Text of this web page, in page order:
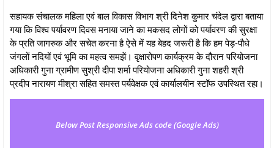
सहायक संचालक महिला एवं बाल विकास विभाग श्री दिनेश कुमार चंदेल द्वारा बताया
गया कि विश्‍व पर्यावरण दिवस मनाया जाने का मकसद लोगों को पर्यावरण की सुरक्षा
के प्रति जागरुक और सचेत करना है ऐसे में यह बेहद जरूरी है कि हम पेड़-पौधे
जंगलों नदियों एवं भूमि का महत्‍व समझें। वृक्षारोपण कार्यक्रम के दौरान परियोजना
अधिकारी गुना ग्रामीण सुश्री दीपा शर्मा परियोजना अधिकारी गुना शहरी श्री
प्रदीप नारायण मीश्रा सहित समस्त पर्यवेक्षक एवं कार्यालयीन स्टॉफ उपस्थित रहा।
Below Post Responsive Ads code (Google Ads)